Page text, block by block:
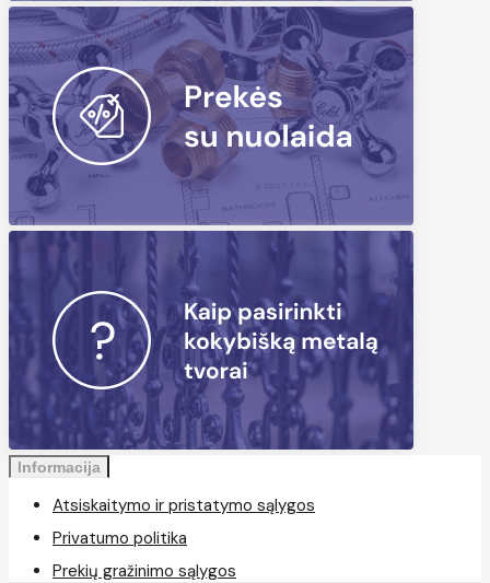
Informacija
Atsiskaitymo ir pristatymo sąlygos
Privatumo politika
Prekių gražinimo sąlygos